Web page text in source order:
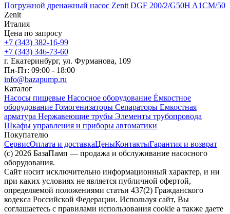
Погружной дренажный насос Zenit DGF 200/2/G50H A1CM/50
Zenit
Италия
Цена по запросу
+7 (343) 382-16-99
+7 (343) 346-73-‬60
г. Екатеринбург, ул. Фурманова, 109
Пн-Пт: 09:00 - 18:00
info@bazapump.ru
Каталог
Насосы пищевые Насосное оборудование Ёмкостное
оборудование Гомогенизаторы Сепараторы Емкостная
арматура Нержавеющие трубы Элементы трубопровода
Шкафы управления и приборы автоматики
Покупателю
СервисОплата и доставкаЦеныКонтактыГарантия и возврат
(c) 2026 БазаПамп — продажа и обслуживание насосного
оборудования.
Сайт носит исключительно информационный характер, и ни
при каких условиях не является публичной офертой,
определяемой положениями статьи 437(2) Гражданского
кодекса Российской Федерации. Используя сайт, Вы
соглашаетесь с правилами использования cookie а также даете